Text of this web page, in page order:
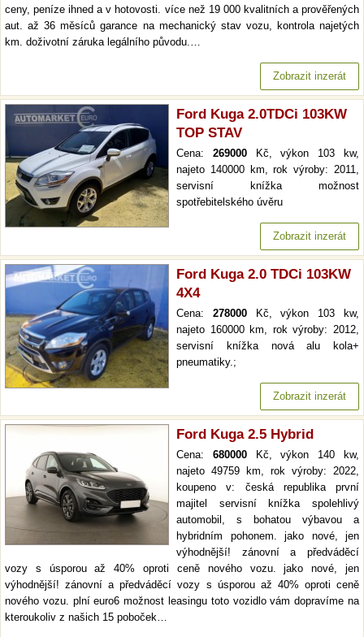
ceny, peníze ihned a v hotovosti. více než 19 000 kvalitních a prověřených
aut. až 36 měsíců garance na mechanický stav vozu, kontrola najetých
km. doživotní záruka legálního původu.…
Zobrazit inzerát
Ford Kuga 2.0TDCi 103KW
TOP STAV
Cena: 269000Kč, výkon 103 kw,
najeto 140000 km, rok výroby: 2011,
servisní knížka možnost
spotřebitelského úvěru
Zobrazit inzerát
Ford Kuga 2.0 TDCi 103KW
4X4
Cena: 278000Kč, výkon 103 kw,
najeto 160000 km, rok výroby: 2012,
servisní knížka nová alu kola+
pneumatiky.;
Zobrazit inzerát
Ford Kuga 2.5 Hybrid
Cena: 680000Kč, výkon 140 kw,
najeto 49759 km, rok výroby: 2022,
koupeno v: česká republika první
majitel servisní knížka spolehlivý
automobil, s bohatou výbavou a
hybridním pohonem. jako nové, jen
výhodnější! zánovní a předváděcí
vozy s úsporou až 40% oproti ceně nového vozu. jako nové, jen
výhodnější! zánovní a předváděcí vozy s úsporou až 40% oproti ceně
nového vozu. plní euro6 možnost leasingu toto vozidlo vám dopravíme na
kteroukoliv z našich 15 poboček…